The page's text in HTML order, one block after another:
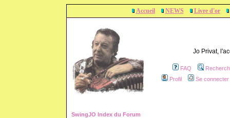
Accueil NEWS Livre d'or
Jo Privat,
FAQ
Profil
Se
SwingJO Index du Forum